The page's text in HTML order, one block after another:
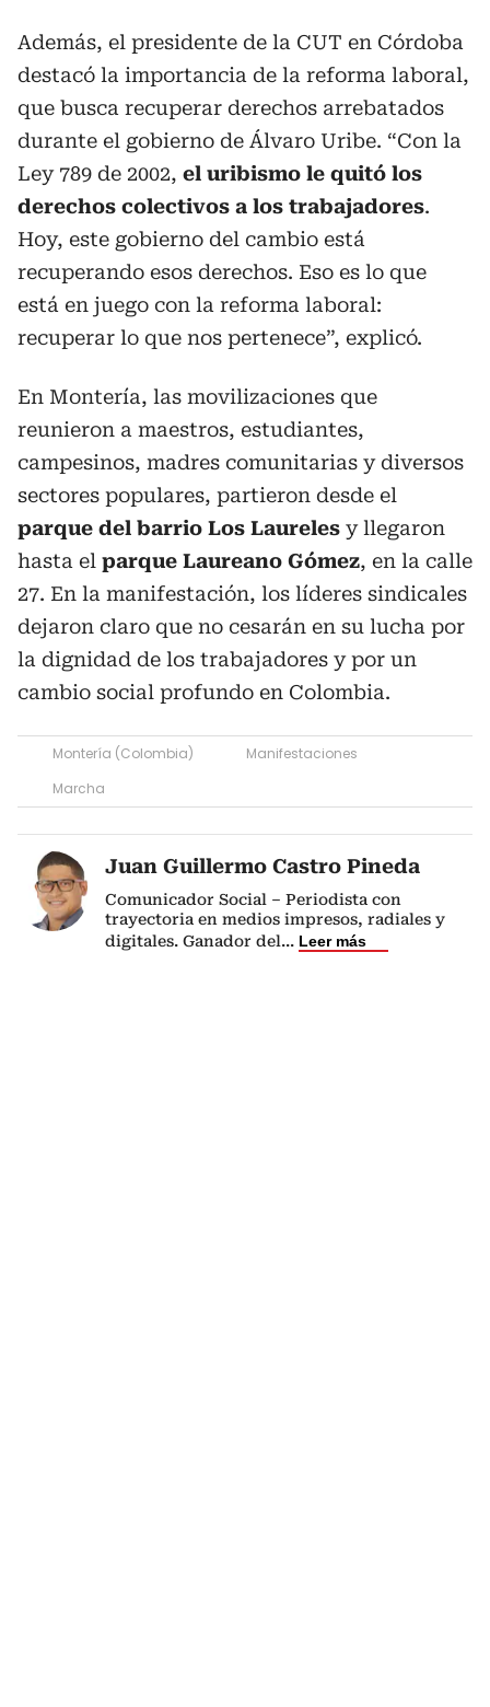
Además, el presidente de la CUT en Córdoba
destacó la importancia de la reforma laboral,
que busca recuperar derechos arrebatados
durante el gobierno de Álvaro Uribe. “Con la
Ley 789 de 2002, el uribismo le quitó los
derechos colectivos a los trabajadores.
Hoy, este gobierno del cambio está
recuperando esos derechos. Eso es lo que
está en juego con la reforma laboral:
recuperar lo que nos pertenece”, explicó.
En Montería, las movilizaciones que
reunieron a maestros, estudiantes,
campesinos, madres comunitarias y diversos
sectores populares, partieron desde el
parque del barrio Los Laureles y llegaron
hasta el parque Laureano Gómez, en la calle
27. En la manifestación, los líderes sindicales
dejaron claro que no cesarán en su lucha por
la dignidad de los trabajadores y por un
cambio social profundo en Colombia.
Montería (Colombia)
Manifestaciones
Marcha
Juan Guillermo Castro Pineda
Comunicador Social – Periodista con
trayectoria en medios impresos, radiales y
digitales. Ganador del... Leer más